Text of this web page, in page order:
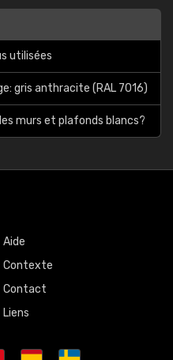
utilisées
gris anthracite (RAL 7016)
murs et plafonds blancs?
Aide
Contexte
Contact
Liens